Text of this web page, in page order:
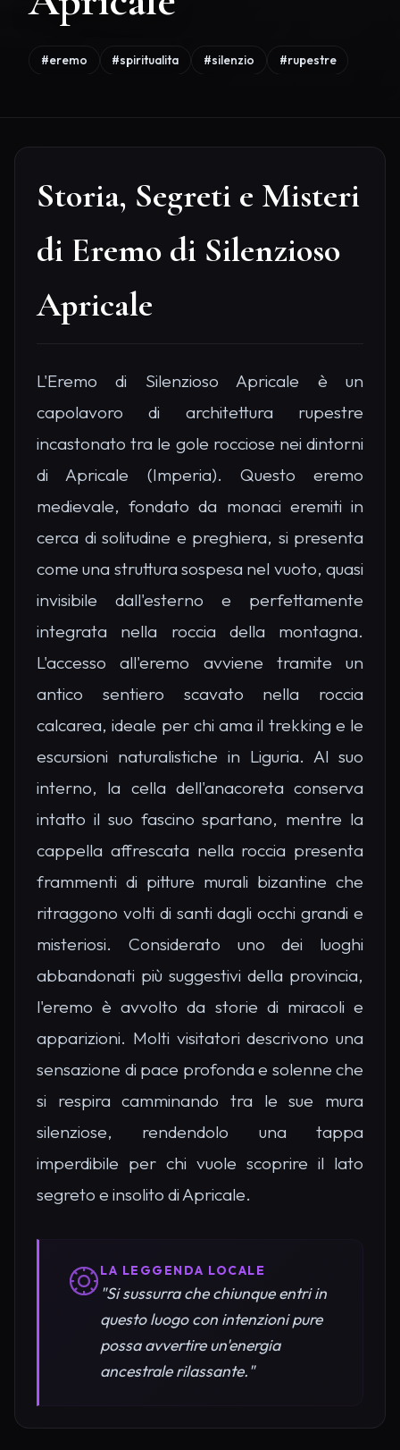
#eremo #spiritualita #silenzio #rupestre
Storia, Segreti e Misteri
di Eremo di Silenzioso
Apricale
L'Eremo di Silenzioso Apricale è un
capolavoro di architettura rupestre
incastonato tra le gole rocciose nei dintorni
di Apricale (Imperia). Questo eremo
medievale, fondato da monaci eremiti in
cerca di solitudine e preghiera, si presenta
come una struttura sospesa nel vuoto, quasi
invisibile dall'esterno e perfettamente
integrata nella roccia della montagna.
L'accesso all'eremo avviene tramite un
antico sentiero scavato nella roccia
calcarea, ideale per chi ama il trekking e le
escursioni naturalistiche in Liguria. Al suo
interno, la cella dell'anacoreta conserva
intatto il suo fascino spartano, mentre la
cappella affrescata nella roccia presenta
frammenti di pitture murali bizantine che
ritraggono volti di santi dagli occhi grandi e
misteriosi. Considerato uno dei luoghi
abbandonati più suggestivi della provincia,
l'eremo è avvolto da storie di miracoli e
apparizioni. Molti visitatori descrivono una
sensazione di pace profonda e solenne che
si respira camminando tra le sue mura
silenziose, rendendolo una tappa
imperdibile per chi vuole scoprire il lato
segreto e insolito di Apricale.
LA LEGGENDA LOCALE
"Si sussurra che chiunque entri in
questo luogo con intenzioni pure
possa avvertire un'energia
ancestrale rilassante."